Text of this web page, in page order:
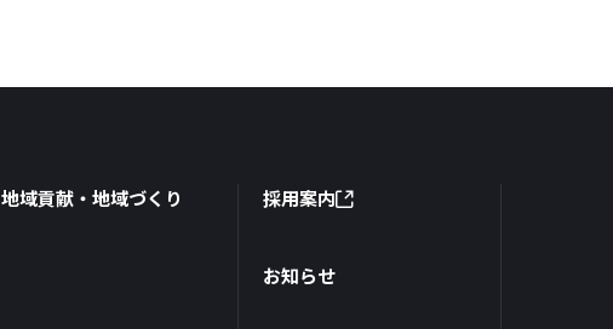
地域貢献・地域づくり 採用案内
お知らせ